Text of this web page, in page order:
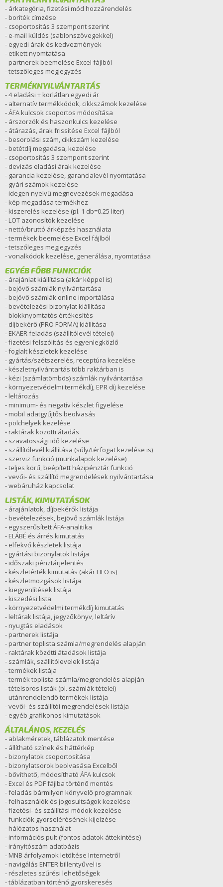
- árkategória, fizetési mód hozzárendelés
- boríték címzése
- csoportosítás 3 szempont szerint
- e-mail küldés (sablonszövegekkel)
- egyedi árak és kedvezmények
- etikett nyomtatása
- partnerek beemelése Excel fájlból
- tetszőleges megjegyzés
TERMÉKNYILVÁNTARTÁS
- 4 eladási + korlátlan egyedi ár
- alternatív termékkódok, cikkszámok kezelése
- ÁFA kulcsok csoportos módosítása
- árszorzók és haszonkulcs kezelése
- átárazás, árak frissítése Excel fájlból
- besorolási szám, cikkszám kezelése
- betétdíj megadása, kezelése
- csoportosítás 3 szempont szerint
- devizás eladási árak kezelése
- garancia kezelése, garancialevél nyomtatása
- gyári számok kezelése
- idegen nyelvű megnevezések megadása
- kép megadása termékhez
- kiszerelés kezelése (pl. 1 db=0.25 liter)
- LOT azonosítók kezelése
- nettó/bruttó árképzés használata
- termékek beemelése Excel fájlból
- tetszőleges megjegyzés
- vonalkódok kezelése, generálása, nyomtatása
EGYÉB FŐBB FUNKCIÓK
- árajánlat kiállítása (akár képpel is)
- bejövő számlák nyilvántartása
- bejövő számlák online importálása
- bevételezési bizonylat kiállítása
- blokknyomtatós értékesítés
- díjbekérő (PRO FORMA) kiállítása
- EKAER feladás (szállítólevél tételei)
- fizetési felszólítás és egyenlegközlő
- foglalt készletek kezelése
- gyártás/szétszerelés, receptúra kezelése
- készletnyilvántartás több raktárban is
- kézi (számlatömbös) számlák nyilvántartása
- környezetvédelmi termékdíj, EPR díj kezelése
- leltározás
- minimum- és negatív készlet figyelése
- mobil adatgyűjtős beolvasás
- polchelyek kezelése
- raktárak közötti átadás
- szavatossági idő kezelése
- szállítólevél kiállítása (súly/térfogat kezelése is)
- szerviz funkció (munkalapok kezelése)
- teljes körű, beépített házipénztár funkció
- vevői- és szállító megrendelések nyilvántartása
- webáruház kapcsolat
LISTÁK, KIMUTATÁSOK
- árajánlatok, díjbekérők listája
- bevételezések, bejövő számlák listája
- egyszerűsített ÁFA-analitika
- ELÁBÉ és árrés kimutatás
- elfekvő készletek listája
- gyártási bizonylatok listája
- időszaki pénztárjelentés
- készletérték kimutatás (akár FIFO is)
- készletmozgások listája
- kiegyenlítések listája
- kiszedési lista
- környezetvédelmi termékdíj kimutatás
- leltárak listája, jegyzőkönyv, leltárív
- nyugtás eladások
- partnerek listája
- partner toplista számla/megrendelés alapján
- raktárak közötti átadások listája
- számlák, szállítólevelek listája
- termékek listája
- termék toplista számla/megrendelés alapján
- tételsoros listák (pl. számlák tételei)
- utánrendelendő termékek listája
- vevői- és szállítói megrendelések listája
- egyéb grafikonos kimutatások
ÁLTALÁNOS, KEZELÉS
- ablakméretek, táblázatok mentése
- állítható színek és háttérkép
- bizonylatok csoportosítása
- bizonylatsorok beolvasása Excelből
- bővíthető, módosítható ÁFA kulcsok
- Excel és PDF fájlba történő mentés
- feladás bármilyen könyvelő programnak
- felhasználók és jogosultságok kezelése
- fizetési- és szállítási módok kezelése
- funkciók gyorselérésének kijelzése
- hálózatos használat
- információs pult (fontos adatok áttekintése)
- irányítószám adatbázis
- MNB árfolyamok letöltése Internetről
- navigálás ENTER billentyűvel is
- részletes szűrési lehetőségek
- táblázatban történő gyorskeresés